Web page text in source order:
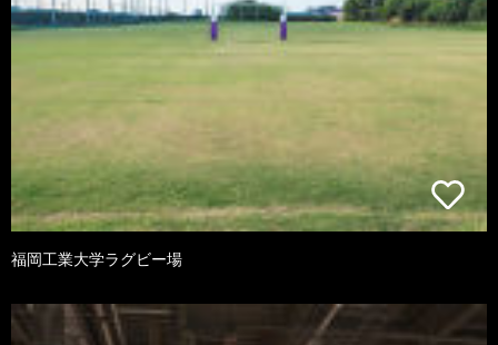
福岡工業大学ラグビー場